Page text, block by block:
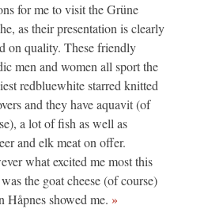
for me to visit the Grüne
as their presentation is clearly
on quality. These friendly
men and women all sport the
redbluewhite starred knitted
and they have aquavit (of
a lot of fish as well as
and elk meat on offer.
what excited me most this
the goat cheese (of course)
Håpnes showed me. »